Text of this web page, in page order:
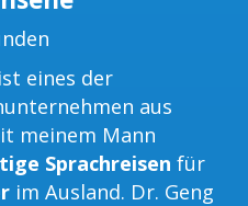
ist eines der
aus
meinem Mann
Sprachreisen für
im Ausland. Dr. Geng